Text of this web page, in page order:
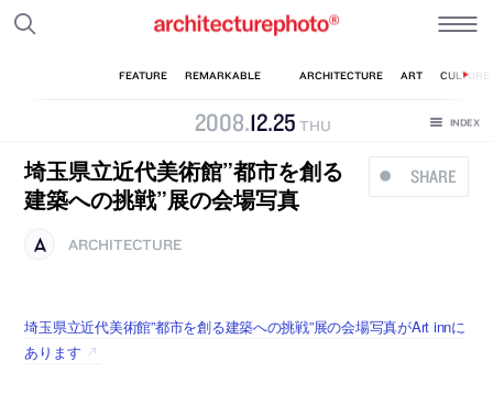
2008.12.25 THU
SHARE
埼玉県立近代美術館”都市を創る
建築への挑戦”展の会場写真
ARCHITECTURE
埼玉県立近代美術館”都市を創る建築への挑戦”展の会場写真がArt innに
あります